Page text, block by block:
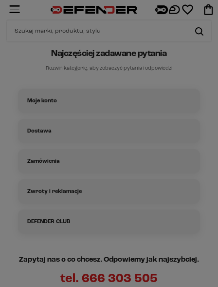
Najczęściej zadawane pytania
Rozwiń kategorię, aby zobaczyć pytania i odpowiedzi
Moje konto
Jak usunąć konto?
Dostawa
Czy jest dostępna wysyłka za granicę?
Zamówienia
Jak mogę anulować zamówienie?
Zwroty i reklamacje
Jak mogę złożyć reklamację?
DEFENDER CLUB
Zapytaj nas o co chcesz. Odpowiemy jak najszybciej.
tel. 666 303 505